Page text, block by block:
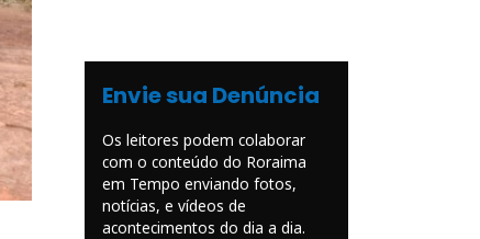
Envie sua Denúncia
Os leitores podem colaborar
com o conteúdo do Roraima
em Tempo enviando fotos,
notícias, e vídeos de
acontecimentos do dia a dia.